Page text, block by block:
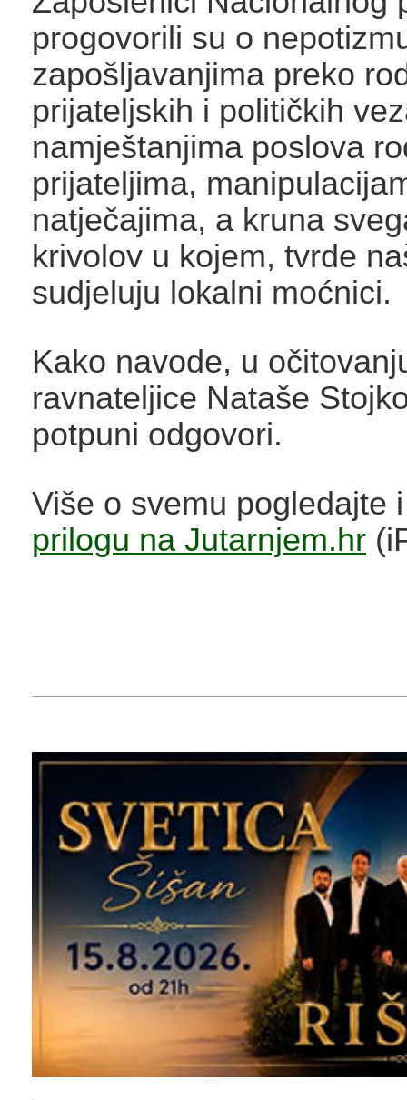
progovorili su o
zapošljavanjima preko
prijateljskih i političkih
namještanjima poslova
prijateljima,
natječajima, a kruna
krivolov u kojem, tvrde
sudjeluju lokalni moćnici.
Kako navode, u
ravnateljice Nataše
potpuni odgovori.
Više o svemu pogledajte
prilogu na Jutarnjem.hr